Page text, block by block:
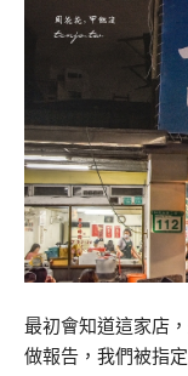
最初會知道這家店
做報告，我們被指